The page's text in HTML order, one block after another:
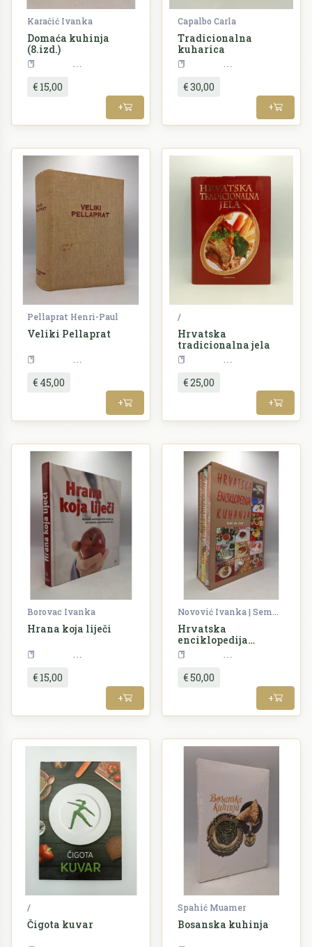
Karačić Ivanka
Domaća kuhinja
(8.izd.)
€ 15,00
+
Capalbo Carla
Tradicionalna
kuharica
€ 30,00
+
Pellaprat Henri-Paul
Veliki Pellaprat
€ 45,00
+
/
Hrvatska
tradicionalna jela
€ 25,00
+
Borovac Ivanka
Hrana koja liječi
€ 15,00
+
Novović Ivanka | Semenčić Ivo | Šimonović Bruno
Hrvatska
enciklopedija
kuhanja I-III
€ 50,00
+
/
Čigota kuvar
Spahić Muamer
Bosanska kuhinja